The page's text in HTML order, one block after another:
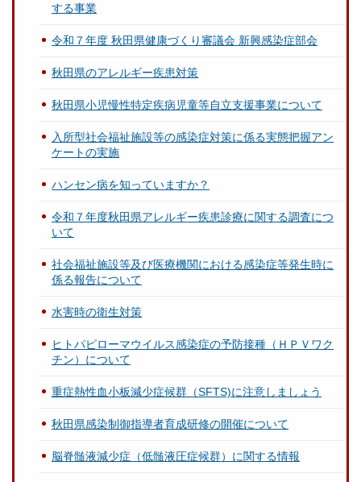
する事業
令和７年度 秋田県健康づくり審議会 新興感染症部会
秋田県のアレルギー疾患対策
秋田県小児慢性特定疾病児童等自立支援事業について
入所型社会福祉施設等の感染症対策に係る実態把握アン
ケートの実施
ハンセン病を知っていますか？
令和７年度秋田県アレルギー疾患診療に関する調査につ
いて
社会福祉施設等及び医療機関における感染症等発生時に
係る報告について
水害時の衛生対策
ヒトパピローマウイルス感染症の予防接種（ＨＰＶワク
チン）について
重症熱性血小板減少症候群（SFTS)に注意しましょう
秋田県感染制御指導者育成研修の開催について
脳脊髄液減少症（低髄液圧症候群）に関する情報